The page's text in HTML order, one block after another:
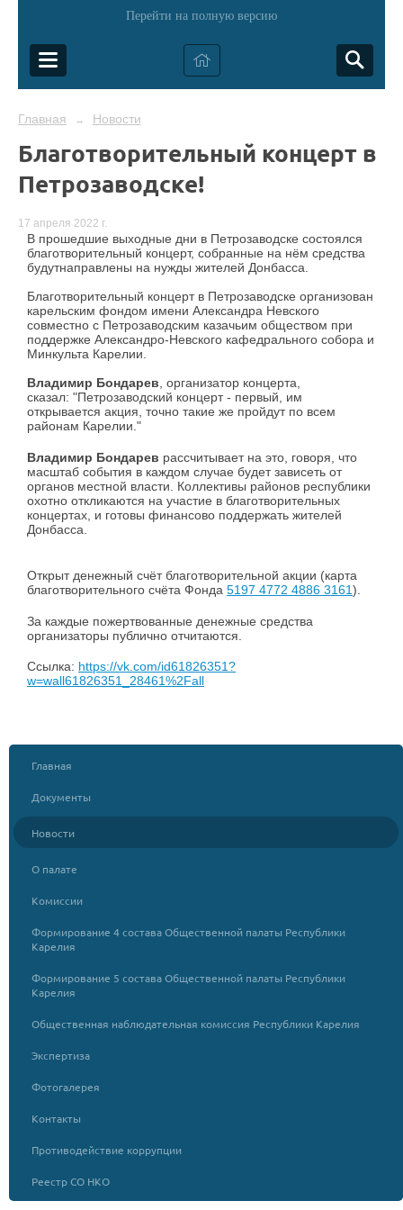
Перейти на полную версию
Главная → Новости
Благотворительный концерт в
Петрозаводске!
17 апреля 2022 г.
В прошедшие выходные дни в Петрозаводске состоялся
благотворительный концерт, собранные на нём средства
будутнаправлены на нужды жителей Донбасса.
Благотворительный концерт в Петрозаводске организован
карельским фондом имени Александра Невского
совместно с Петрозаводским казачьим обществом при
поддержке Александро-Невского кафедрального собора и
Минкульта Карелии.
Владимир Бондарев, организатор концерта,
сказал: "Петрозаводский концерт - первый, им
открывается акция, точно такие же пройдут по всем
районам Карелии."
Владимир Бондарев рассчитывает на это, говоря, что
масштаб события в каждом случае будет зависеть от
органов местной власти. Коллективы районов республики
охотно откликаются на участие в благотворительных
концертах, и готовы финансово поддержать жителей
Донбасса.
Открыт денежный счёт благотворительной акции (карта
благотворительного счёта Фонда 5197 4772 4886 3161).
За каждые пожертвованные денежные средства
организаторы публично отчитаются.
Ссылка: https://vk.com/id61826351?
w=wall61826351_28461%2Fall
Главная
Документы
Новости
О палате
Комиссии
Формирование 4 состава Общественной палаты Республики
Карелия
Формирование 5 состава Общественной палаты Республики
Карелия
Общественная наблюдательная комиссия Республики Карелия
Экспертиза
Фотогалерея
Контакты
Противодействие коррупции
Реестр СО НКО